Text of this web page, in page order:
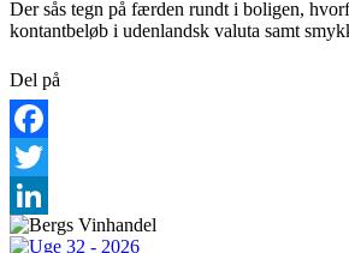
Der sås tegn på færden rundt i boligen,
kontantbeløb i udenlandsk valuta samt
Del på
Facebook
Twitter
LinkedIn